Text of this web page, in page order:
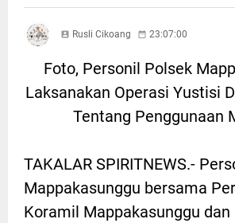
Rusli Cikoang 23:07:00
Foto, Personil Polsek
Laksanakan Operasi Yustisi
Tentang Penggunaan
TAKALAR SPIRITNEWS.-
Mappakasunggu bersama
Koramil Mappakasunggu dan